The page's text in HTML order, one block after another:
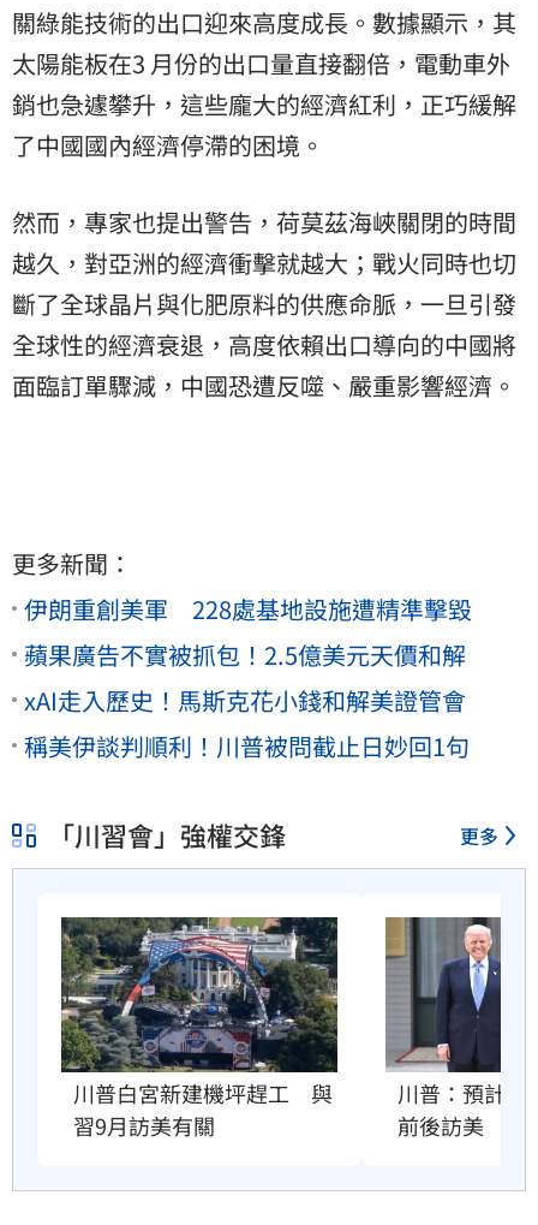
關綠能技術的出口迎來高度成長。數據顯示，其
太陽能板在3 月份的出口量直接翻倍，電動車外
銷也急遽攀升，這些龐大的經濟紅利，正巧緩解
了中國國內經濟停滯的困境。
然而，專家也提出警告，荷莫茲海峽關閉的時間
越久，對亞洲的經濟衝擊就越大；戰火同時也切
斷了全球晶片與化肥原料的供應命脈，一旦引發
全球性的經濟衰退，高度依賴出口導向的中國將
面臨訂單驟減，中國恐遭反噬、嚴重影響經濟。
更多新聞：
伊朗重創美軍 228處基地設施遭精準擊毀
蘋果廣告不實被抓包！2.5億美元天價和解
xAI走入歷史！馬斯克花小錢和解美證管會
稱美伊談判順利！川普被問截止日妙回1句
「川習會」強權交鋒 更多
川普白宮新建機坪趕工　與
習9月訪美有關
川普：預計習
前後訪美